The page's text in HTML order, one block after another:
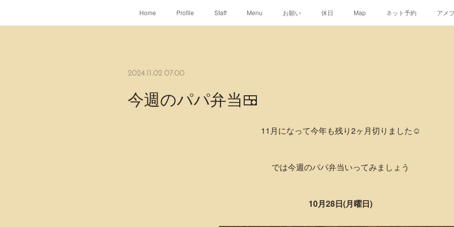
Home Profile Staff Menu お願い 休日 Map ネット予約 アメ
2024.11.02 07:00
今週のパパ弁当🍱
11月になって今年も残り2ヶ月切りました☺️
では今週のパパ弁当いってみましょう
10月28日(月曜日)